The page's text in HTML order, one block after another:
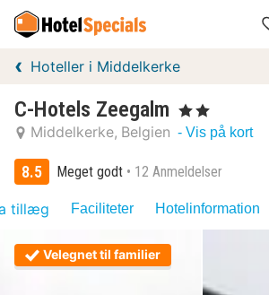
Hoteller i Middelkerke
C-Hotels Zeegalm , 2 Stjerner
Middelkerke Belgien - Vis på kort
8.5 Meget godt 12 Anmeldelser
tillæg Faciliteter Hotelinformation
Velegnet til familier